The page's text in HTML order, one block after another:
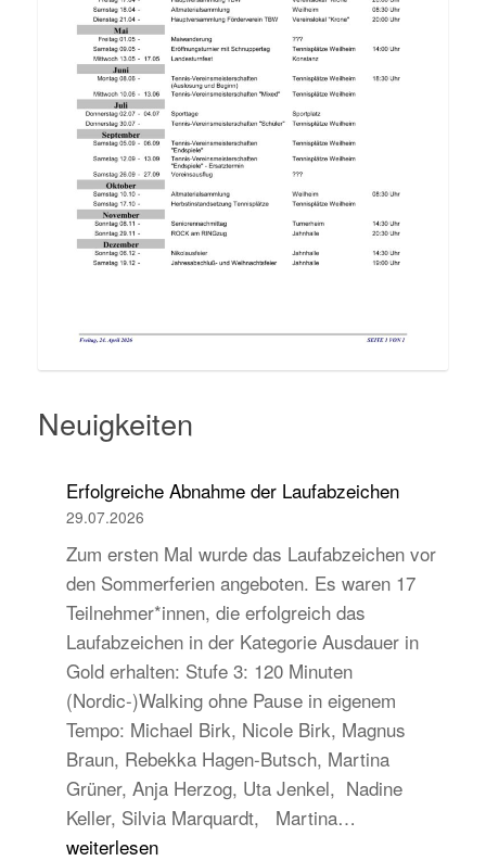
Neuigkeiten
Erfolgreiche Abnahme der Laufabzeichen
29.07.2026
Zum ersten Mal wurde das Laufabzeichen vor
den Sommerferien angeboten. Es waren 17
Teilnehmer*innen, die erfolgreich das
Laufabzeichen in der Kategorie Ausdauer in
Gold erhalten: Stufe 3: 120 Minuten
(Nordic-)Walking ohne Pause in eigenem
Tempo: Michael Birk, Nicole Birk, Magnus
Braun, Rebekka Hagen-Butsch, Martina
Grüner, Anja Herzog, Uta Jenkel, Nadine
Keller, Silvia Marquardt, Martina…
weiterlesen